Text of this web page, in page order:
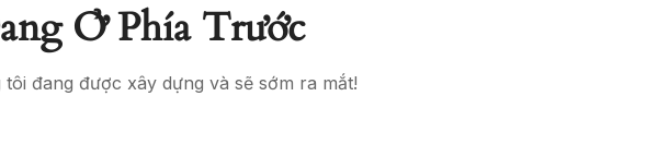
Ở Phía Trước
đang được xây dựng và sẽ sớm ra mắt!